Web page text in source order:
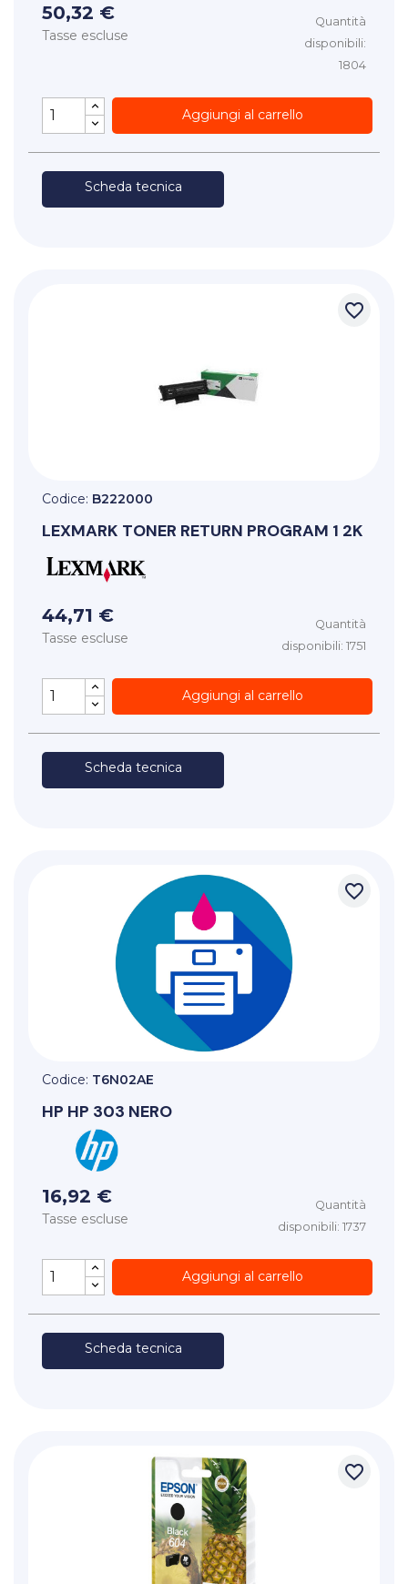
50,32 €
Tasse escluse
Quantità
disponibili:
1804
Aggiungi al carrello
Scheda tecnica
favorite_border
Codice: B222000
LEXMARK TONER RETURN PROGRAM 1 2K
44,71 €
Tasse escluse
Quantità
disponibili: 1751
Aggiungi al carrello
Scheda tecnica
favorite_border
Codice: T6N02AE
HP HP 303 NERO
16,92 €
Tasse escluse
Quantità
disponibili: 1737
Aggiungi al carrello
Scheda tecnica
favorite_border